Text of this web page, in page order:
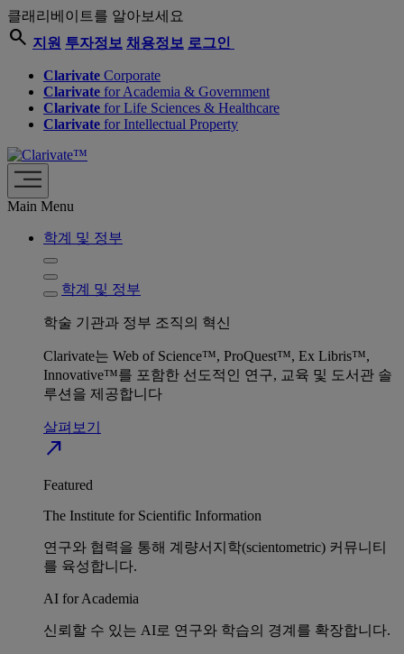
클래리베이트를 알아보세요
search 지원 투자정보 채용정보 로그인
Clarivate Corporate
Clarivate for Academia & Government
Clarivate for Life Sciences & Healthcare
Clarivate for Intellectual Property
Main Menu
학계 및 정부
학계 및 정부
학술 기관과 정부 조직의 혁신
Clarivate는 Web of Science™, ProQuest™, Ex Libris™,
Innovative™를 포함한 선도적인 연구, 교육 및 도서관 솔
루션을 제공합니다
살펴보기
north_east
Featured
The Institute for Scientific Information
연구와 협력을 통해 계량서지학(scientometric) 커뮤니티
를 육성합니다.
AI for Academia
신뢰할 수 있는 AI로 연구와 학습의 경계를 확장합니다.